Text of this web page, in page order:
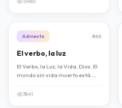
15465
Adviento #66
El verbo, la luz
El Verbo, la Luz, la Vida, Dios. El
mundo sin vida muerto está.
son. El Verbo la Luz la Vida Dios.
3841